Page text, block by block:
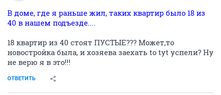
В доме, где я раньше жил, таких квартир было 18 из
40 в нашем подъезде....
18 квартир из 40 стоят ПУСТЫЕ??? Может,то
новостройка была, и хозяева заехать to tyt успели? Ну
не верю я в это!!!
ОТВЕТИТЬ